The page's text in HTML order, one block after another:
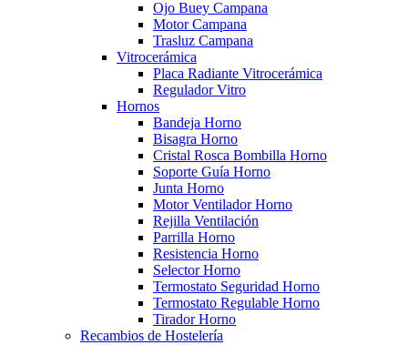
Ojo Buey Campana
Motor Campana
Trasluz Campana
Vitrocerámica
Placa Radiante Vitrocerámica
Regulador Vitro
Hornos
Bandeja Horno
Bisagra Horno
Cristal Rosca Bombilla Horno
Soporte Guía Horno
Junta Horno
Motor Ventilador Horno
Rejilla Ventilación
Parrilla Horno
Resistencia Horno
Selector Horno
Termostato Seguridad Horno
Termostato Regulable Horno
Tirador Horno
Recambios de Hostelería